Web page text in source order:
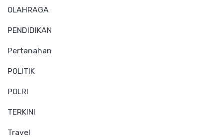
OLAHRAGA
PENDIDIKAN
Pertanahan
POLITIK
POLRI
TERKINI
Travel